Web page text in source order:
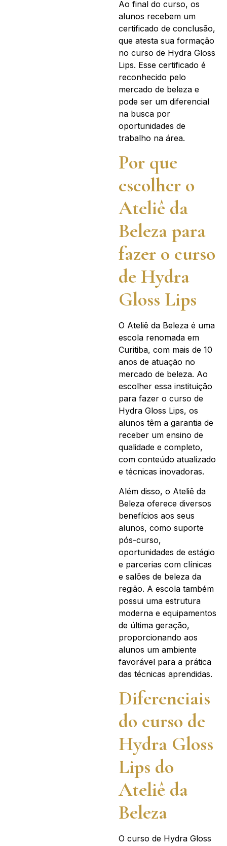
Ao final do curso, os
alunos recebem um
certificado de conclusão,
que atesta sua formação
no curso de Hydra Gloss
Lips. Esse certificado é
reconhecido pelo
mercado de beleza e
pode ser um diferencial
na busca por
oportunidades de
trabalho na área.
Por que
escolher o
Ateliê da
Beleza para
fazer o curso
de Hydra
Gloss Lips
O Ateliê da Beleza é uma
escola renomada em
Curitiba, com mais de 10
anos de atuação no
mercado de beleza. Ao
escolher essa instituição
para fazer o curso de
Hydra Gloss Lips, os
alunos têm a garantia de
receber um ensino de
qualidade e completo,
com conteúdo atualizado
e técnicas inovadoras.
Além disso, o Ateliê da
Beleza oferece diversos
benefícios aos seus
alunos, como suporte
pós-curso,
oportunidades de estágio
e parcerias com clínicas
e salões de beleza da
região. A escola também
possui uma estrutura
moderna e equipamentos
de última geração,
proporcionando aos
alunos um ambiente
favorável para a prática
das técnicas aprendidas.
Diferenciais
do curso de
Hydra Gloss
Lips do
Ateliê da
Beleza
O curso de Hydra Gloss